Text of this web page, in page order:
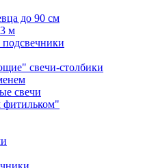
до 90 см
м
подсвечники
свечи-столбики
свечи
фитильком"